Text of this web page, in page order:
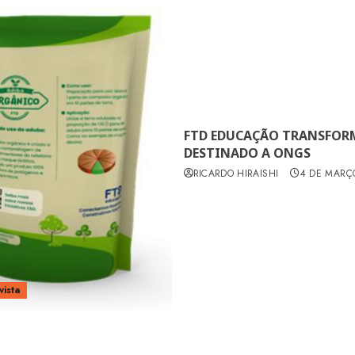
FTD EDUCAÇÃO
DESTINADO A ONGS
RICARDO HIRAISHI 4 DE